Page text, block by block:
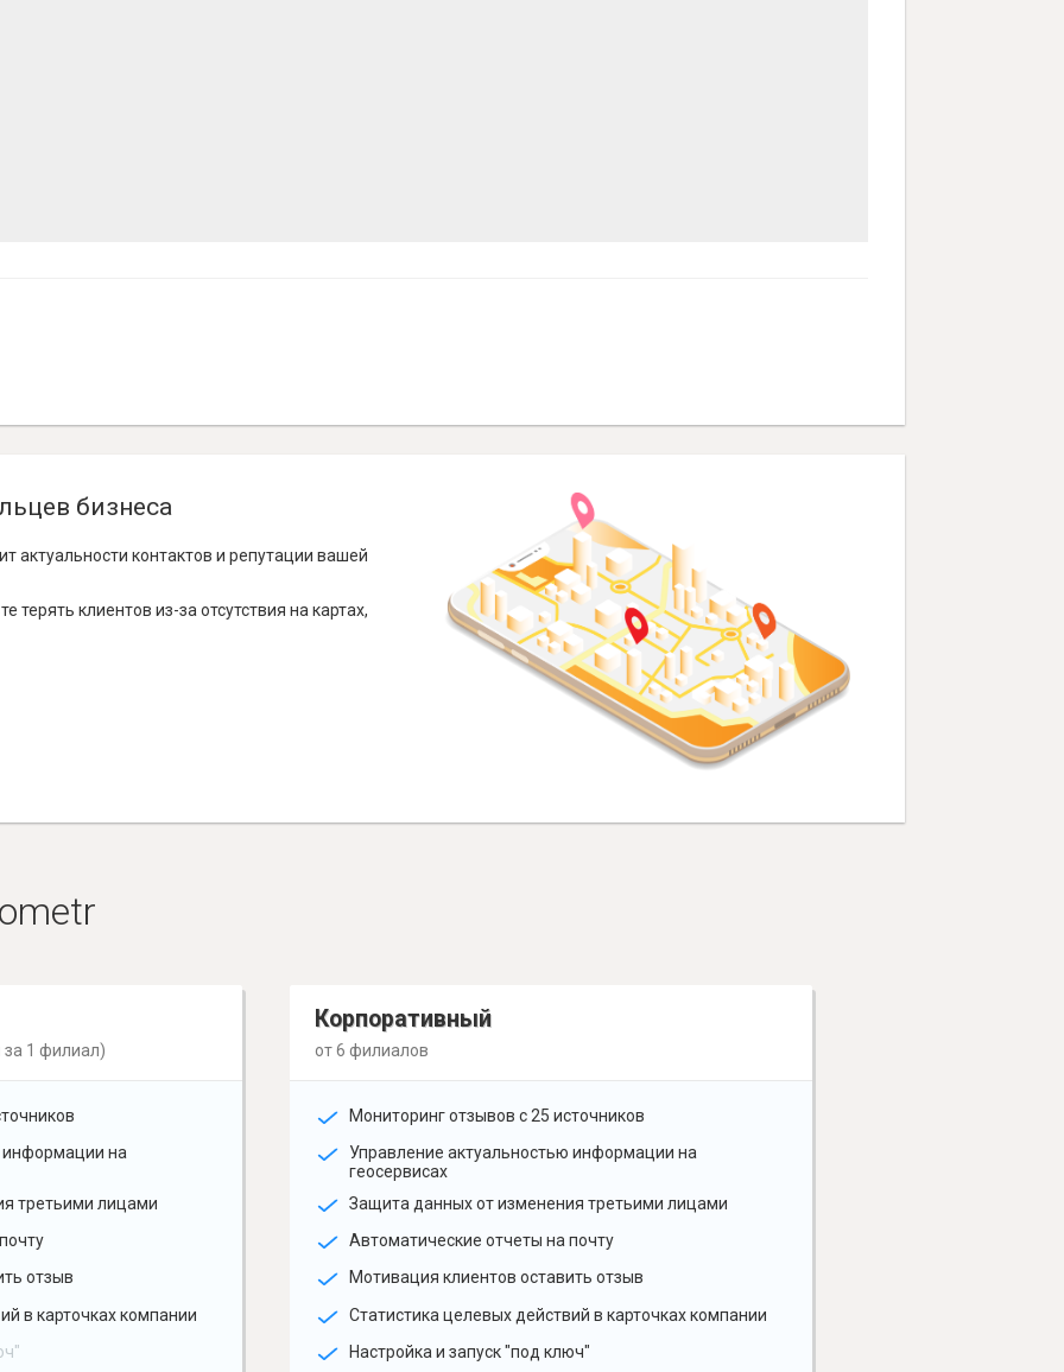
бизнеса
актуальности контактов и репутации вашей
терять клиентов из-за отсутствия на картах,
1 филиал)
информации на
третьими лицами
отзыв
в карточках компании
Корпоративный
от 6 филиалов
Мониторинг отзывов с 25 источников
Управление актуальностью информации на
геосервисах
Защита данных от изменения третьими лицами
Автоматические отчеты на почту
Мотивация клиентов оставить отзыв
Статистика целевых действий в карточках компании
Настройка и запуск "под ключ"